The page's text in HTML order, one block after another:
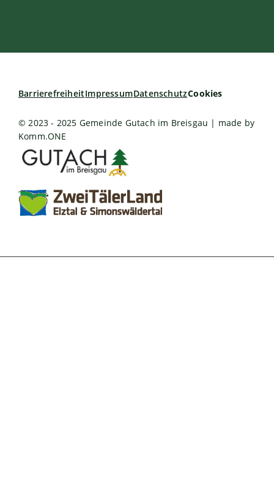
BarrierefreiheitImpressumDatenschutzCookies
© 2023 - 2025 Gemeinde Gutach im Breisgau | made by
Komm.ONE